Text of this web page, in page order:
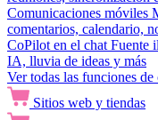
Comunicaciones móviles
comentarios, calendario,
CoPilot en el chat Fuente
IA, lluvia de ideas y más
Ver todas las funciones
Sitios web y tiendas